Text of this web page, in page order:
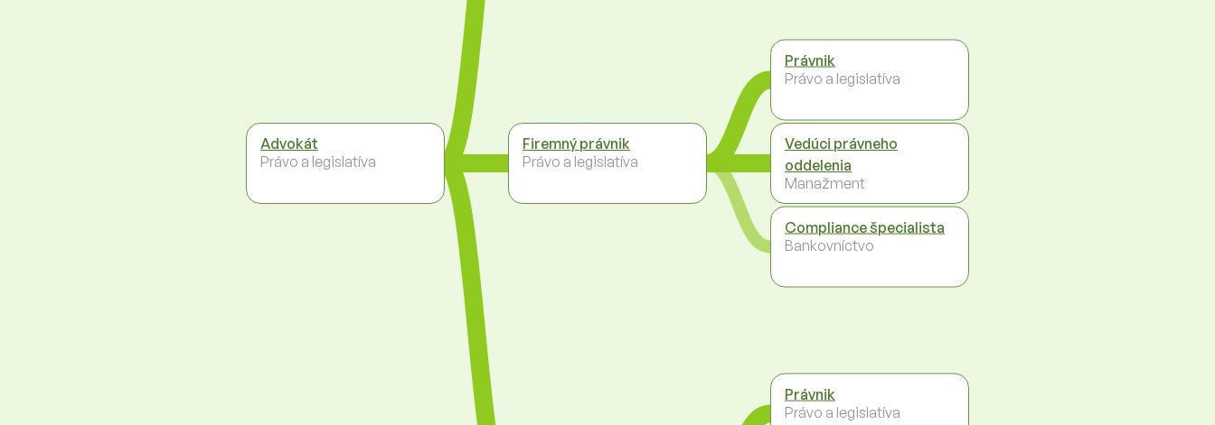
Advokát
Právo a legislatíva
Firemný právnik
Právo a legislatíva
Právnik
Právo a legislatíva
Vedúci právneho
oddelenia
Manažment
Compliance špecialista
Bankovníctvo
Právnik
Právo a legislatíva